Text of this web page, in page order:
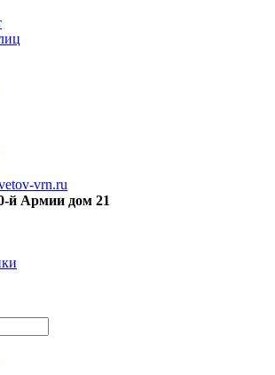
vrn.ru
й Армии дом 21